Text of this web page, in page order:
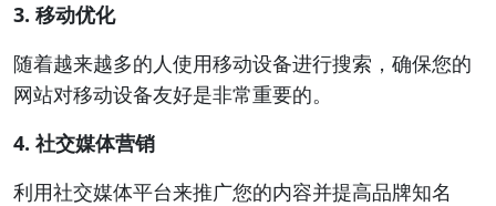
3. 移动优化
随着越来越多的人使用移动设备进行搜索，确保您的
网站对移动设备友好是非常重要的。
4. 社交媒体营销
利用社交媒体平台来推广您的内容并提高品牌知名